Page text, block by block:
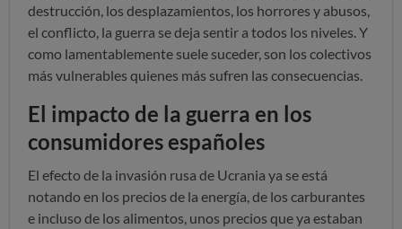
destrucción, los desplazamientos, los horrores y abusos,
el conflicto, la guerra se deja sentir a todos los niveles. Y
como lamentablemente suele suceder, son los colectivos
más vulnerables quienes más sufren las consecuencias.
El impacto de la guerra en los
consumidores españoles
El efecto de la invasión rusa de Ucrania ya se está
notando en los precios de la energía, de los carburantes
e incluso de los alimentos, unos precios que ya estaban